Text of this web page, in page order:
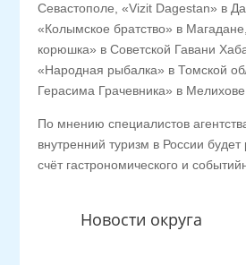
Новости округа
Севастополе, «Vizit Dagestan» в
«Колымское братство» в
корюшка» в Советской Гавани
«Народная рыбалка» в Томской
Герасима Грачевника» в
По мнению специалистов
внутренний туризм в России
счёт гастрономического и